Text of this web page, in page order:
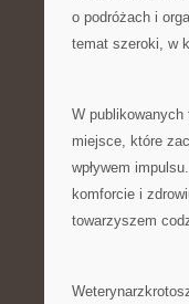
o podróżach i
temat szeroki, w
W
miejsce, które
wpływem
komforcie i
towarzyszem